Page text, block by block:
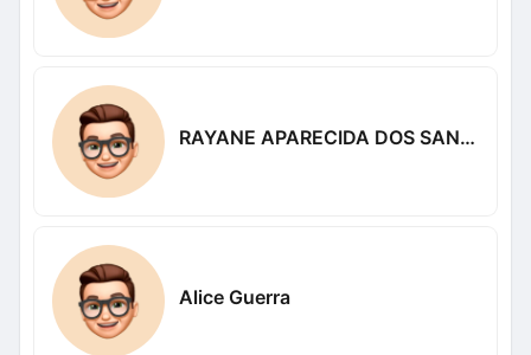
RAYANE APARECIDA DOS SANTOS DOS SANTOS
Alice Guerra